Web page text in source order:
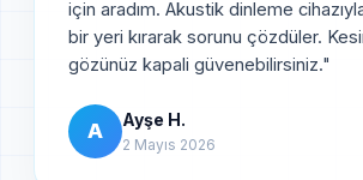
için aradım. Akustik dinleme
bir yeri kırarak sorunu çözdüler.
gözünüz kapali güvenebilirsiniz."
A Ayşe H.
2 Mayıs 2026